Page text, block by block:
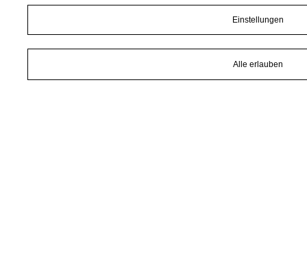
Einstellungen
Alle erlauben